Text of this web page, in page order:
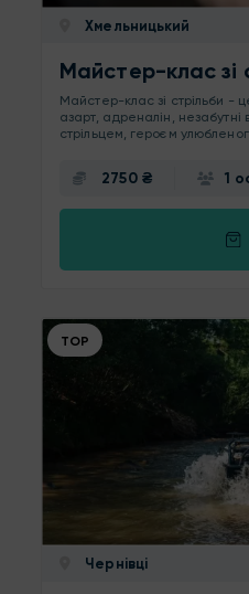
Хмельницький
Майстер-клас зі
Майстер-клас зі стрільби -
азарт, адреналін,
стрільцем, героєм
2750 ₴ 1
ТОР
Чернівці